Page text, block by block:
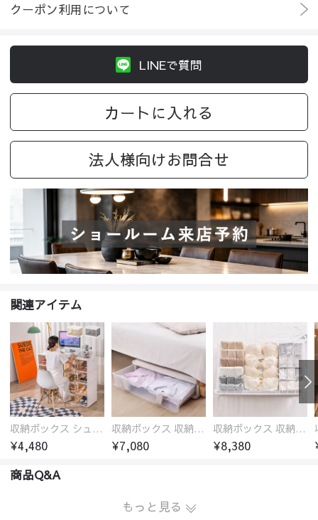
クーポン利用について
LINEで質問
カートに入れる
法人様向けお問合せ
関連アイテム
収納ボックス シューズボックス シルバー ゴールド マグネット クリア コレクション
¥4,480
収納ボックス 収納ケース シンプル ホワイト クローゼット 収納 横幅63 小物 完成品 衣類
¥7,080
収納ボックス 収納ケース シンプル ホワイト クローゼット 収納 横幅63 小物 完成品 衣類
¥8,380
商品Q&A
もっと見る